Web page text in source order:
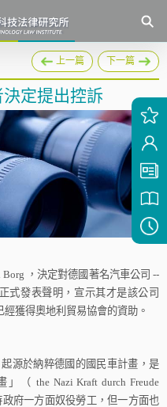
上一篇 下一篇
定提出控訴
，決定對德國著名汽車公司 --
式發表聲明，宣示其才是該公司
獲得奧地利貿易協會的資助。
源於納粹德國的國民車計畫，是
」（ the Nazi Kraft durch Freude
府一方面奴役勞工，但一方面也